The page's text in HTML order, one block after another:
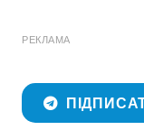
РЕКЛАМА